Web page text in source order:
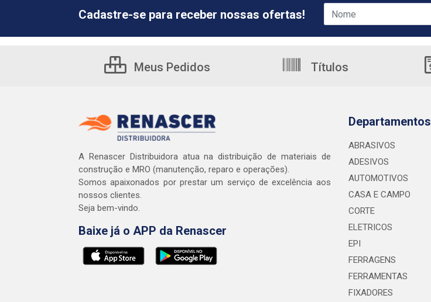
Cadastre-se para receber nossas ofertas!
Meus Pedidos Títulos
A Renascer Distribuidora atua na distribuição de materiais de
construção e MRO (manutenção, reparo e operações).
Somos apaixonados por prestar um serviço de excelência aos
nossos clientes.
Seja bem-vindo.
Baixe já o APP da Renascer
Departamentos
ABRASIVOS
ADESIVOS
AUTOMOTIVOS
CASA E CAMPO
CORTE
ELETRICOS
EPI
FERRAGENS
FERRAMENTAS
FIXADORES